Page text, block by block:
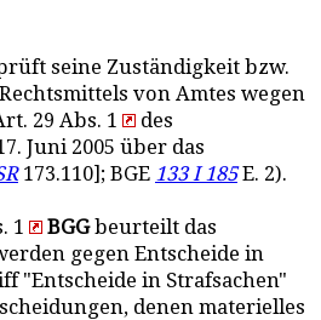
seine Zuständigkeit bzw.
von Amtes wegen
29 Abs. 1
des
Juni 2005 über das
173.110]; BGE 133 I 185E. 2).
1 BGGbeurteilt das
gegen Entscheide in
"Entscheide in Strafsachen"
denen materielles